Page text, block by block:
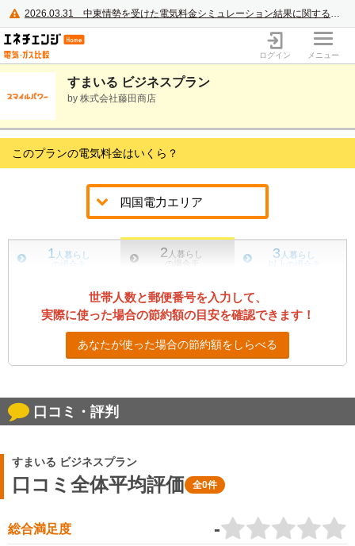
2026.03.31 中東情勢を受けた電気料金シミュレーション結果に関するご案内
電力・ガス比較サイト エネチェンジ
ログイン メニュー
すまいる ビジネスプラン
by 株式会社藤田商店
このプランの電気料金はいくら？
1 人暮らし
の場合
2 人暮らし
の場合
※
3 人暮らし
以上の場合
世帯人数と郵便番号を入力して、
実際に使った場合の節約額の目安を確認できます！
あなたが使った場合の節約額をしらべる
口コミ・評判
すまいる ビジネスプラン
口コミ全体平均評価 全0件
総合満足度 -